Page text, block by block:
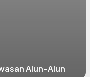
Alun-Alun